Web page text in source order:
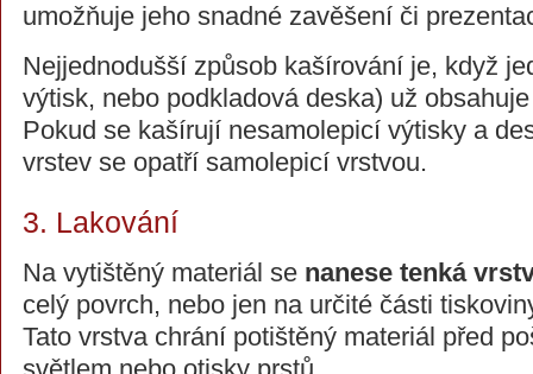
umožňuje jeho snadné zavěšení či
Nejjednodušší způsob kašírování je, když
výtisk, nebo podkladová deska) už
Pokud se kašírují nesamolepicí výtisky a
vrstev se opatří samolepicí vrstvou.
3. Lakování
Na vytištěný materiál se nanese tenká
celý povrch, nebo jen na určité části
Tato vrstva chrání potištěný materiál před